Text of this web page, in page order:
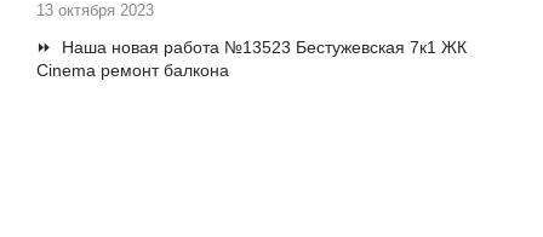
13 октября 2023
⏩ Наша новая работа №13523 Бестужевская 7к1 ЖК
Cinema ремонт балкона